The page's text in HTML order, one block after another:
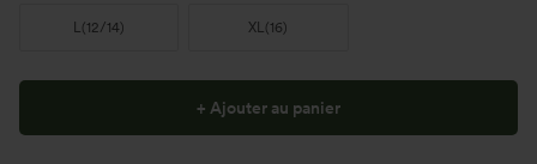
L(12/14) XL(16)
+ Ajouter au panier